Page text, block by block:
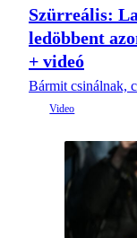
Szürreális:
ledöbbent
+ videó
Bármit csinálnak,